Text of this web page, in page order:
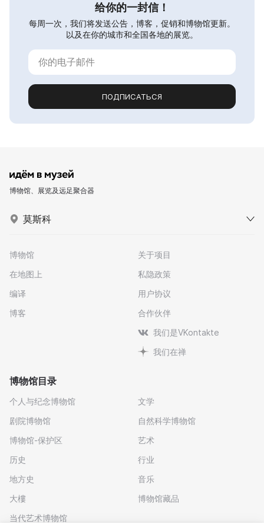
给你的一封信！
每周一次，我们将发送公告，博客，促销和博物馆更新。
以及在你的城市和全国各地的展览。
ПОДПИСАТЬСЯ
博物馆、展览及远足聚合器
莫斯科
博物馆
在地图上
编译
博客
关于项目
私隐政策
用户协议
合作伙伴
我们是VKontakte
我们在禅
博物馆目录
个人与纪念博物馆
剧院博物馆
博物馆-保护区
历史
地方史
大樓
当代艺术博物馆
文学
自然科学博物馆
艺术
行业
音乐
博物馆藏品